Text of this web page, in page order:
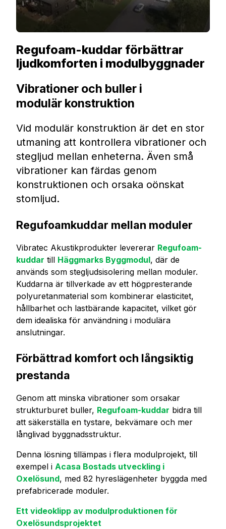
Regufoam-kuddar förbättrar
ljudkomforten i modulbyggnader
Vibrationer och buller i
modulär konstruktion
Vid modulär konstruktion är det en stor
utmaning att kontrollera vibrationer och
stegljud mellan enheterna. Även små
vibrationer kan färdas genom
konstruktionen och orsaka oönskat
stomljud.
Regufoamkuddar mellan moduler
Vibratec Akustikprodukter levererar Regufoam-
kuddar till Häggmarks Byggmodul, där de
används som stegljudsisolering mellan moduler.
Kuddarna är tillverkade av ett högpresterande
polyuretanmaterial som kombinerar elasticitet,
hållbarhet och lastbärande kapacitet, vilket gör
dem idealiska för användning i modulära
anslutningar.
Förbättrad komfort och långsiktig
prestanda
Genom att minska vibrationer som orsakar
strukturburet buller, Regufoam-kuddar bidra till
att säkerställa en tystare, bekvämare och mer
långlivad byggnadsstruktur.
Denna lösning tillämpas i flera modulprojekt, till
exempel i Acasa Bostads utveckling i
Oxelösund, med 82 hyreslägenheter byggda med
prefabricerade moduler.
Ett videoklipp av modulproduktionen för
Oxelösundsprojektet